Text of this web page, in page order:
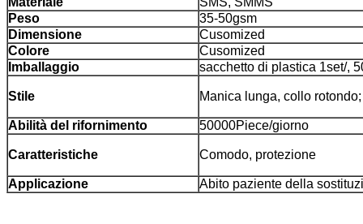
Peso
35-50gsm
Dimensione
Cusomized
Colore
Cusomized
Imballaggio
sacchetto di plastica 1set/,
Stile Manica lunga, collo rotondo;
Abilità del rifornimento 50000Piece/giorno
Caratteristiche Comodo, protezione
Applicazione Abito paziente della